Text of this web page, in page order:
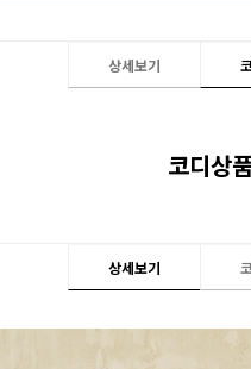
상세보기
코디상
상세보기